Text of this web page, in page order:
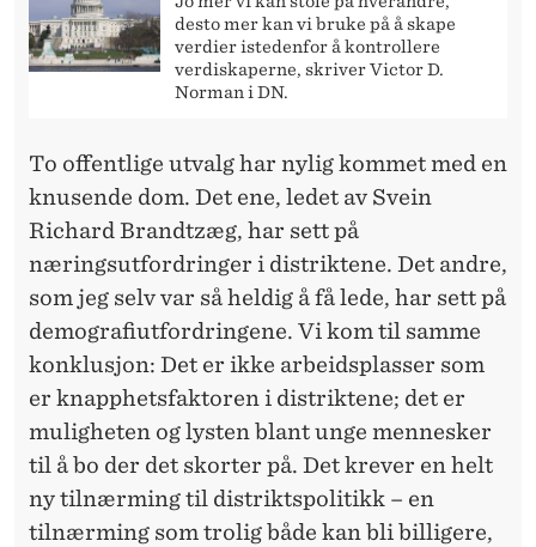
desto mer kan vi bruke på å skape
verdier istedenfor å kontrollere
verdiskaperne, skriver Victor D.
Norman i DN.
To offentlige utvalg har nylig kommet med en
knusende dom. Det ene, ledet av Svein
Richard Brandtzæg, har sett på
næringsutfordringer i distriktene. Det andre,
som jeg selv var så heldig å få lede, har sett på
demografiutfordringene. Vi kom til samme
konklusjon: Det er ikke arbeidsplasser som
er knapphetsfaktoren i distriktene; det er
muligheten og lysten blant unge mennesker
til å bo der det skorter på. Det krever en helt
ny tilnærming til distriktspolitikk – en
tilnærming som trolig både kan bli billigere,